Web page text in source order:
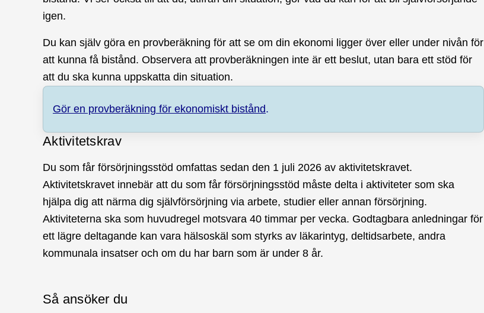
igen.
Du kan själv göra en provberäkning för att se om din ekonomi ligger över eller under nivån för
att kunna få bistånd. Observera att provberäkningen inte är ett beslut, utan bara ett stöd för
att du ska kunna uppskatta din situation.
Gör en provberäkning för ekonomiskt bistånd.
Aktivitetskrav
Du som får försörjningsstöd omfattas sedan den 1 juli 2026 av aktivitetskravet.
Aktivitetskravet innebär att du som får försörjningsstöd måste delta i aktiviteter som ska
hjälpa dig att närma dig självförsörjning via arbete, studier eller annan försörjning.
Aktiviteterna ska som huvudregel motsvara 40 timmar per vecka. Godtagbara anledningar för
ett lägre deltagande kan vara hälsoskäl som styrks av läkarintyg, deltidsarbete, andra
kommunala insatser och om du har barn som är under 8 år.
Så ansöker du